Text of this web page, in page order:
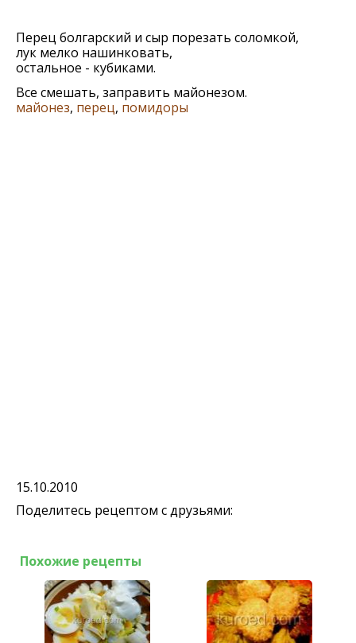
Перец болгарский и сыр порезать соломкой,
лук мелко нашинковать,
остальное - кубиками.
Все смешать, заправить майонезом.
майонез, перец, помидоры
15.10.2010
Поделитесь рецептом с друзьями:
Похожие рецепты